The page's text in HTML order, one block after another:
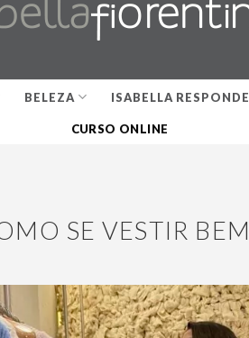
BELEZA ISABELLA RESPONDE
CURSO ONLINE
SE VESTIR BEM